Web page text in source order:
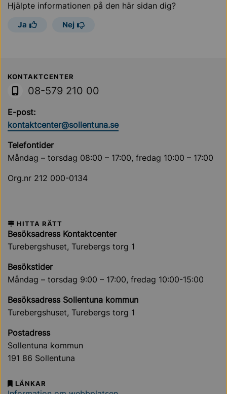
Hjälpte informationen på den här sidan dig?
Ja Nej
Sollentuna Kommun
KONTAKTCENTER
08-579 210 00
E-post:
kontaktcenter@sollentuna.se
Telefontider
Måndag – torsdag 08:00 – 17:00, fredag 10:00 – 17:00
Org.nr 212 000-0134
HITTA RÄTT
Besöksadress Kontaktcenter
Turebergshuset, Turebergs torg 1
Besökstider
Måndag – torsdag 9:00 – 17:00, fredag 10:00-15:00
Besöksadress Sollentuna kommun
Turebergshuset, Turebergs torg 1
Postadress
Sollentuna kommun
191 86 Sollentuna
LÄNKAR